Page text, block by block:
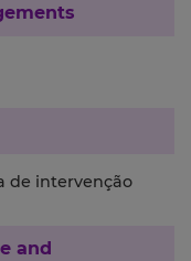
de intervenção
and